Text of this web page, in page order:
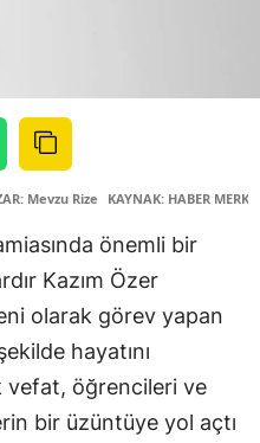
Mevzu Rize KAYNAK: HABER
önemli bir
Kazım Özer
olarak görev yapan
hayatını
vefat, öğrencileri ve
bir üzüntüye yol açtı